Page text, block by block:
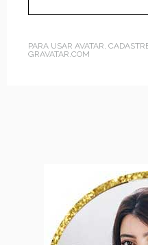
PARA USAR AVATAR,
GRAVATAR.COM